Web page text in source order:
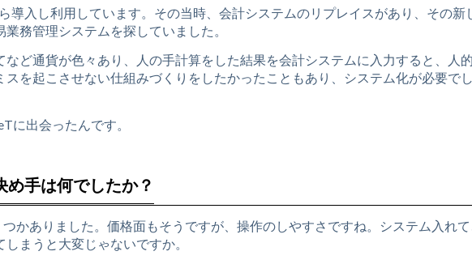
導入し利用しています。その当時、会計システムのリプレイスがあり、その新
務管理システムを探していました。
ど通貨が色々あり、人の手計算をした結果を会計システムに入力すると、人
スを起こさせない仕組みづくりをしたかったこともあり、システム化が必要でし
に出会ったんです。
手は何でしたか？
かありました。価格面もそうですが、操作のしやすさですね。システム入れて
まうと大変じゃないですか。